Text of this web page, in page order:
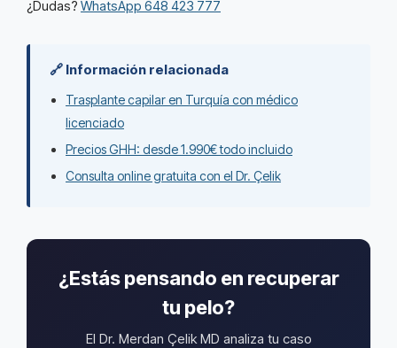
¿Dudas? WhatsApp 648 423 777
🔗 Información relacionada
Trasplante capilar en Turquía con médico
licenciado
Precios GHH: desde 1.990€ todo incluido
Consulta online gratuita con el Dr. Çelik
¿Estás pensando en recuperar
tu pelo?
El Dr. Merdan Çelik MD analiza tu caso